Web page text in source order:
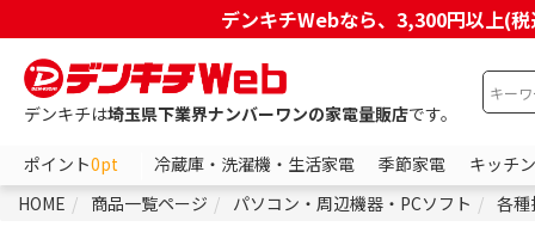
デンキチWebなら、3,300円以上(
デンキチは埼玉県下業界ナンバーワンの家電量販店です。
ポイント0pt 冷蔵庫・洗濯機・生活家電 季節家電
キッチ
HOME
商品一覧ページ パソコン・周辺機器・PCソフト 各種